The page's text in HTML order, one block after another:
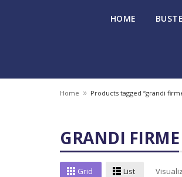
HOME
Home » Products tagged “grandi
GRANDI FIRME
Grid List